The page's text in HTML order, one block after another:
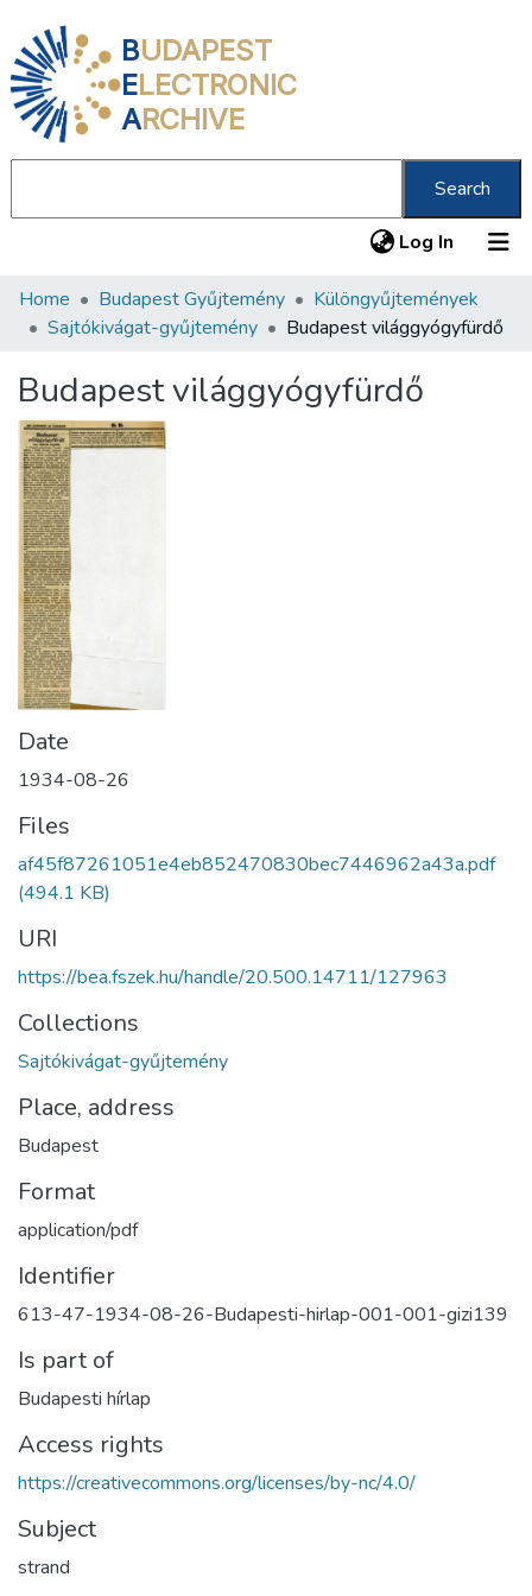
BUDAPEST
ELECTRONIC
ARCHIVE
Search
Log In (current)
Communities & Collections
Statistics
About us
Home Budapest Gyűjtemény
Különgyűjtemények
Sajtókivágat-gyűjtemény
Budapest világgyógyfürdő
Budapest világgyógyfürdő
Date
1934-08-26
Files
af45f87261051e4eb852470830bec7446962a43a.pdf
(494.1 KB)
URI
https://bea.fszek.hu/handle/20.500.14711/127963
Collections
Sajtókivágat-gyűjtemény
Place, address
Budapest
Format
application/pdf
Identifier
613-47-1934-08-26-Budapesti-hirlap-001-001-gizi139
Is part of
Budapesti hírlap
Access rights
https://creativecommons.org/licenses/by-nc/4.0/
Subject
strand